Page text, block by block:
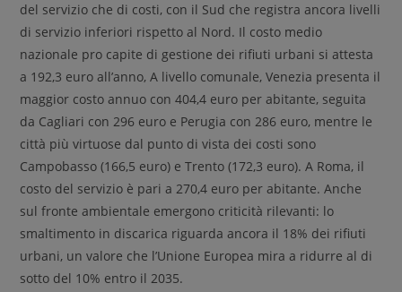
del servizio che di costi, con il Sud che registra ancora livelli
di servizio inferiori rispetto al Nord. Il costo medio
nazionale pro capite di gestione dei rifiuti urbani si attesta
a 192,3 euro all’anno, A livello comunale, Venezia presenta il
maggior costo annuo con 404,4 euro per abitante, seguita
da Cagliari con 296 euro e Perugia con 286 euro, mentre le
città più virtuose dal punto di vista dei costi sono
Campobasso (166,5 euro) e Trento (172,3 euro). A Roma, il
costo del servizio è pari a 270,4 euro per abitante. Anche
sul fronte ambientale emergono criticità rilevanti: lo
smaltimento in discarica riguarda ancora il 18% dei rifiuti
urbani, un valore che l’Unione Europea mira a ridurre al di
sotto del 10% entro il 2035.